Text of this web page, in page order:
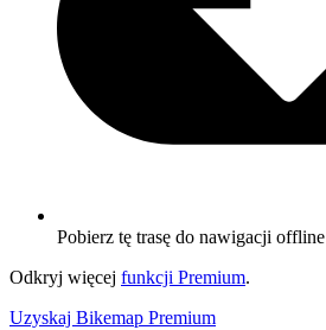
Pobierz tę trasę do nawigacji offline
Odkryj więcej funkcji Premium.
Uzyskaj Bikemap Premium